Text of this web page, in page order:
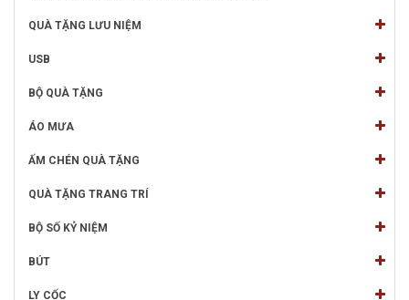
QUÀ TẶNG LƯU NIỆM
USB
BỘ QUÀ TẶNG
ÁO MƯA
ẤM CHÉN QUÀ TẶNG
QUÀ TẶNG TRANG TRÍ
BỘ SỐ KỶ NIỆM
BÚT
LY CỐC